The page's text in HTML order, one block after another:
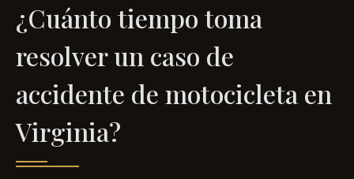
¿Cuánto tiempo toma
resolver un caso de
accidente de motocicleta en
Virginia?